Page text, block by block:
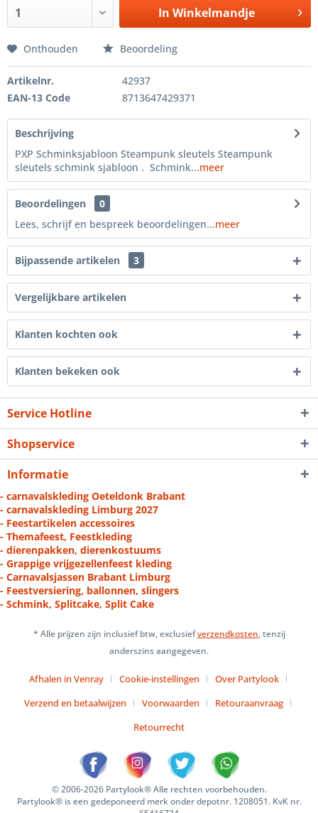
In Winkelmandje
Onthouden Beoordeling
Artikelnr.
42937
EAN-13 Code
8713647429371
Beschrijving
PXP Schminksjabloon Steampunk sleutels Steampunk
sleutels schmink sjabloon . Schmink...meer
Beoordelingen
0
Lees, schrijf en bespreek beoordelingen...meer
Bijpassende artikelen 3
Vergelijkbare artikelen
Klanten kochten ook
Klanten bekeken ook
Service Hotline
Shopservice
Informatie
- carnavalskleding Oeteldonk Brabant
- carnavalskleding Limburg 2027
- Feestartikelen accessoires
- Themafeest, Feestkleding
- dierenpakken, dierenkostuums
- Grappige vrijgezellenfeest kleding
- Carnavalsjassen Brabant Limburg
- Feestversiering, ballonnen, slingers
- Schmink, Splitcake, Split Cake
* Alle prijzen zijn inclusief btw, exclusiefverzendkosten, tenzij
anderszins aangegeven.
Afhalen in Venray Cookie-instellingen
Over Partylook
Verzend en betaalwijzen
Voorwaarden
Retouraanvraag
Retourrecht
© 2006-2026 Partylook® Alle rechten voorbehouden.
Partylook® is een gedeponeerd merk onder depotnr. 1208051. KvK nr.